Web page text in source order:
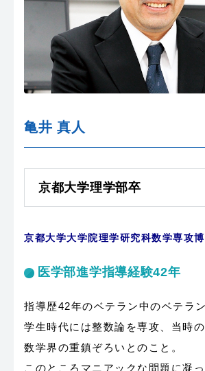
亀井 真人
京都大学理学部卒
京都大学大学院理学研究科数学専攻
医学部進学指導経験42年
指導歴42年のベテラン中のベテラン
学生時代には整数論を専攻、当時
数学界の重鎮ぞろいとのこと。
このところマニアックな問題に凝